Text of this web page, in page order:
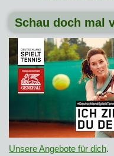
Schau doch mal
Unsere Angebote für dich.